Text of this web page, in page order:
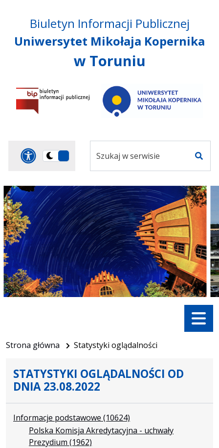
Przejdź do
głównego menu
Przejdź do treści
Przejdź do mapy
serwisu
Biuletyn Informacji Publicznej
Uniwersytet Mikołaja Kopernika
w Toruniu
Panel dostosowania
Przełącz
ciemną
serwisie
Menu
Strona główna Statystyki oglądalności
STATYSTYKI OGLĄDALNOŚCI OD
DNIA 23.08.2022
Informacje podstawowe (10624)
Polska Komisja Akredytacyjna - uchwały
Prezydium (1962)